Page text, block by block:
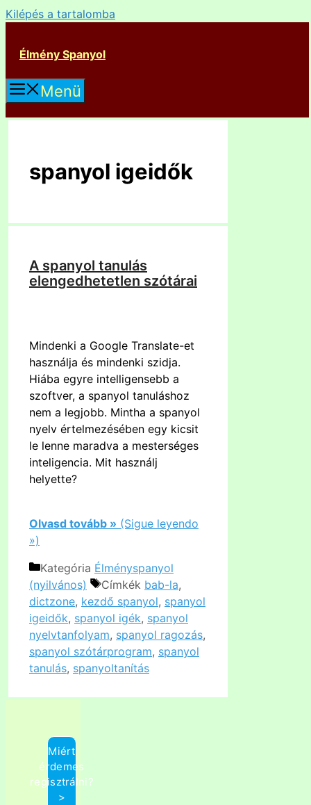
Kilépés a tartalomba
Élmény Spanyol
Menü
spanyol igeidők
A spanyol tanulás
elengedhetetlen szótárai
Mindenki a Google Translate-et
használja és mindenki szidja.
Hiába egyre intelligensebb a
szoftver, a spanyol tanuláshoz
nem a legjobb. Mintha a spanyol
nyelv értelmezésében egy kicsit
le lenne maradva a mesterséges
inteligencia. Mit használj
helyette?
Olvasd tovább » (Sigue leyendo
»)
Kategória Élményspanyol
(nyilvános)
Címkék bab-la,
dictzone, kezdő spanyol, spanyol
igeidők, spanyol igék, spanyol
nyelvtanfolyam, spanyol ragozás,
spanyol szótárprogram, spanyol
tanulás, spanyoltanítás
Miért
érdemes
regisztrálni?
>